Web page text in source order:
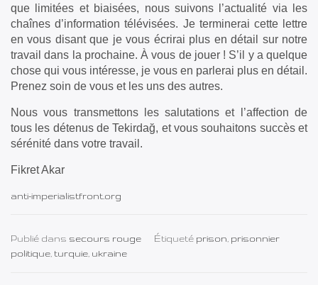
que limitées et biaisées, nous suivons l’actualité via les
chaînes d’information télévisées. Je terminerai cette lettre
en vous disant que je vous écrirai plus en détail sur notre
travail dans la prochaine. À vous de jouer ! S’il y a quelque
chose qui vous intéresse, je vous en parlerai plus en détail.
Prenez soin de vous et les uns des autres.
Nous vous transmettons les salutations et l’affection de
tous les détenus de Tekirdağ, et vous souhaitons succès et
sérénité dans votre travail.
Fikret Akar
anti-imperialistfront.org
Publié dans secours rouge Étiqueté prison prisonnier
politique turquie ukraine